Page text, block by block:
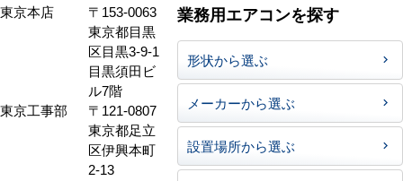
東京本店
〒153-0063
東京都目黒
区目黒3-9-1
目黒須田ビ
ル7階
東京工事部
〒121-0807
東京都足立
区伊興本町
2-13
業務用エアコンを探す
形状から選ぶ
メーカーから選ぶ
設置場所から選ぶ